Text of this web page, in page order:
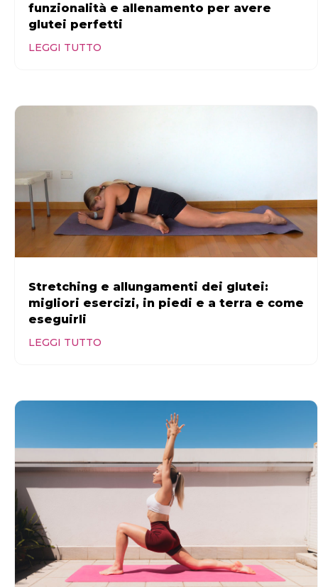
funzionalità e allenamento per avere
glutei perfetti
LEGGI TUTTO
Stretching e allungamenti dei glutei:
migliori esercizi, in piedi e a terra e come
eseguirli
LEGGI TUTTO